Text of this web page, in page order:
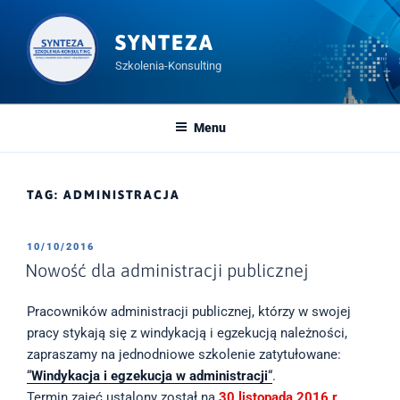
Przeskocz
treści
SYNTEZA
Szkolenia-Konsulting
Menu
TAG: ADMINISTRACJA
OPUBLIKOWANE
W
10/10/2016
Nowość dla administracji publicznej
Pracowników administracji publicznej, którzy w swojej
pracy stykają się z windykacją i egzekucją należności,
zapraszamy na jednodniowe szkolenie zatytułowane:
“Windykacja i egzekucja w administracji“.